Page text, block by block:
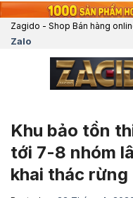
Zagido - Shop Bán hàng
Zalo
Khu bảo tồn
tới 7-8 nhóm
khai thác rừng